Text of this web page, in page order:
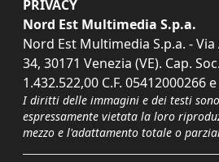
PRIVACY
Nord Est Multimedia S.p.a.
Nord Est Multimedia S.p.a. -
34, 30171 Venezia (VE). Cap.
1.432.522,00 C.F. 05412000266
I diritti delle immagini e dei testi
espressamente vietata la loro
mezzo e l'adattamento totale o